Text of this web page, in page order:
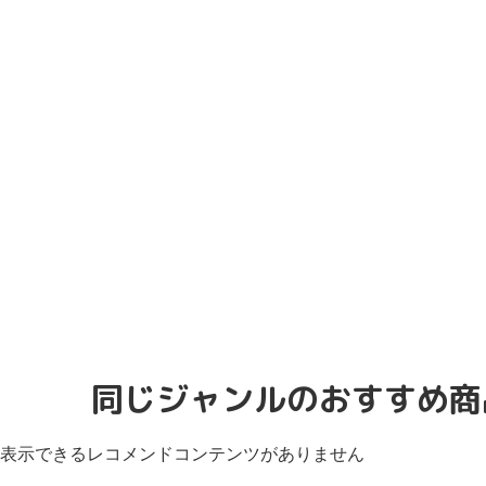
同じジャンルのおすすめ
表示できるレコメンドコンテンツがありません